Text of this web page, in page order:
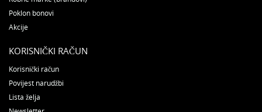
Poklon bonovi
Akcije
KORISNIČKI RAČUN
Korisnički račun
Povijest narudžbi
Lista želja